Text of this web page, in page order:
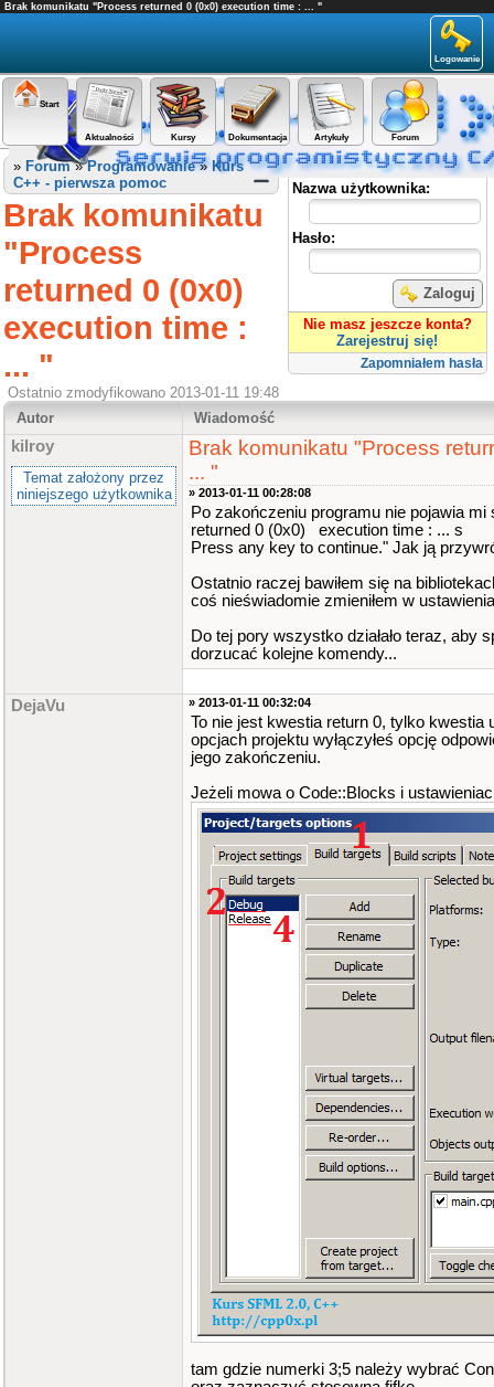
Brak komunikatu "Process returned 0 (0x0) execution time : ... "
Logowanie
Start
Aktualności Kursy Dokumentacja Artykuły Forum
Panel użytkownika
Nazwa użytkownika:
Hasło:
Zaloguj
Nie masz jeszcze konta?
Zarejestruj się!
Zapomniałem hasła
» Forum»Programowanie» Kurs
C++ - pierwsza pomoc
Brak komunikatu
"Process
returned 0 (0x0)
execution time :
... "
Ostatnio zmodyfikowano 2013-01-11 19:48
Autor
Wiadomość
kilroy
Temat założony przez
niniejszego użytkownika
Brak komunikatu "Process
... "
» 2013-01-11 00:28:08
Po zakończeniu programu nie pojawia
returned 0 (0x0) execution time : ... s
Press any key to continue." Jak ją
Ostatnio raczej bawiłem się na
coś nieświadomie zmieniłem w
Do tej pory wszystko działało teraz, aby
dorzucać kolejne komendy...
DejaVu » 2013-01-11 00:32:04
To nie jest kwestia return 0, tylko kwestia
opcjach projektu wyłączyłeś opcję
jego zakończeniu.
Jeżeli mowa o Code::Blocks i
tam gdzie numerki 3;5 należy wybrać